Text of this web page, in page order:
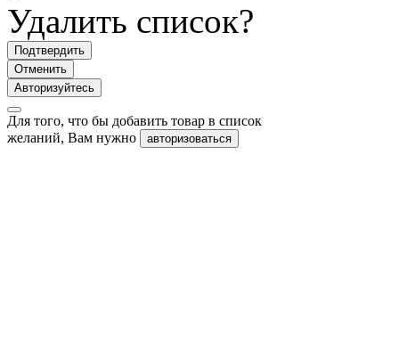
Удалить список?
Подтвердить
Отменить
Авторизуйтесь
Для того, что бы добавить товар в список
желаний, Вам нужно
авторизоваться